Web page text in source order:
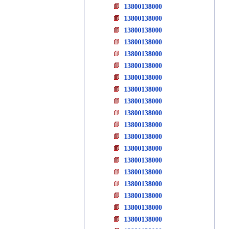
13800138000
13800138000
13800138000
13800138000
13800138000
13800138000
13800138000
13800138000
13800138000
13800138000
13800138000
13800138000
13800138000
13800138000
13800138000
13800138000
13800138000
13800138000
13800138000